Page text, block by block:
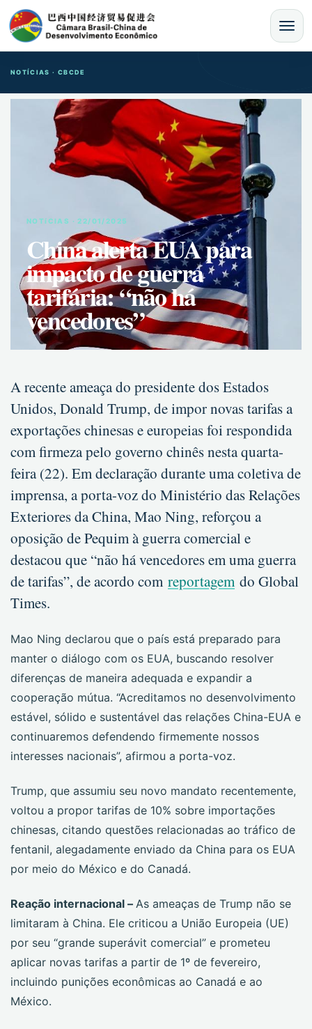
MENU
NOTÍCIAS · CBCDE
NOTíCIAS · 22/01/2025
China alerta EUA para
impacto de guerra
tarifária: “não há
vencedores”
A recente ameaça do presidente dos Estados
Unidos, Donald Trump, de impor novas tarifas a
exportações chinesas e europeias foi respondida
com firmeza pelo governo chinês nesta quarta-
feira (22). Em declaração durante uma coletiva de
imprensa, a porta-voz do Ministério das Relações
Exteriores da China, Mao Ning, reforçou a
oposição de Pequim à guerra comercial e
destacou que “não há vencedores em uma guerra
de tarifas”, de acordo com reportagem do Global
Times.
Mao Ning declarou que o país está preparado para
manter o diálogo com os EUA, buscando resolver
diferenças de maneira adequada e expandir a
cooperação mútua. “Acreditamos no desenvolvimento
estável, sólido e sustentável das relações China-EUA e
continuaremos defendendo firmemente nossos
interesses nacionais”, afirmou a porta-voz.
Trump, que assumiu seu novo mandato recentemente,
voltou a propor tarifas de 10% sobre importações
chinesas, citando questões relacionadas ao tráfico de
fentanil, alegadamente enviado da China para os EUA
por meio do México e do Canadá.
Reação internacional – As ameaças de Trump não se
limitaram à China. Ele criticou a União Europeia (UE)
por seu “grande superávit comercial” e prometeu
aplicar novas tarifas a partir de 1º de fevereiro,
incluindo punições econômicas ao Canadá e ao
México.